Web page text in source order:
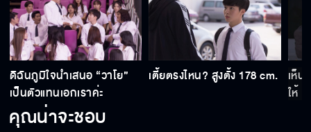
Reaction 2Moons2 The Series EP.9
Reaction 2Moons2 The Series EP.8
ดิฉันภูมิใจนำเสนอ “วาโย”
เป็นตัวแทนเอกเราค่ะ
เตี้ยตรงไหน? สูงตั้ง 178 cm.
เห็น
ให้
คุณน่าจะชอบ